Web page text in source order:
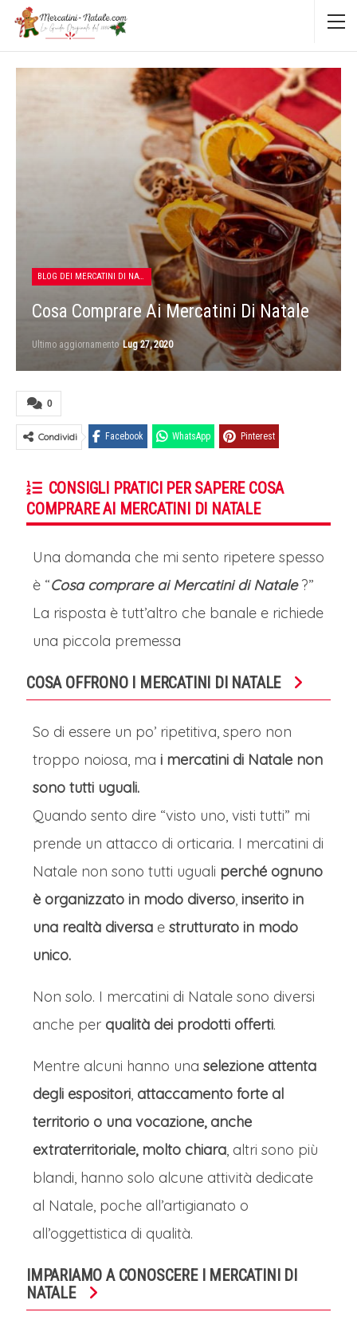
BLOG DEI MERCATINI DI NATALE
Cosa Comprare Ai Mercatini Di Natale
Ultimo aggiornamentoLug 27, 2020
0
Condividi Facebook WhatsApp Pinterest
CONSIGLI PRATICI PER SAPERE COSA
COMPRARE AI MERCATINI DI NATALE
Una domanda che mi sento ripetere spesso
è “Cosa comprare ai Mercatini di Natale?”
La risposta è tutt’altro che banale e richiede
una piccola premessa
COSA OFFRONO I MERCATINI DI NATALE
So di essere un po’ ripetitiva, spero non
troppo noiosa, ma i mercatini di Natale non
sono tutti uguali.
Quando sento dire “visto uno, visti tutti” mi
prende un attacco di orticaria. I mercatini di
Natale non sono tutti uguali perché ognuno
è organizzato in modo diverso, inserito in
una realtà diversa e strutturato in modo
unico.
Non solo. I mercatini di Natale sono diversi
anche per qualità dei prodotti offerti.
Mentre alcuni hanno una selezione attenta
degli espositori, attaccamento forte al
territorio o una vocazione, anche
extraterritoriale, molto chiara, altri sono più
blandi, hanno solo alcune attività dedicate
al Natale, poche all’artigianato o
all’oggettistica di qualità.
IMPARIAMO A CONOSCERE I MERCATINI DI
NATALE